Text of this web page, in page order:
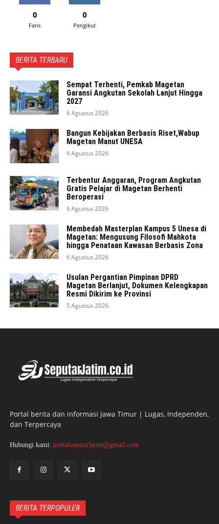
0
Fans
0
Pengikut
BERITA TERBARU
Sempat Terhenti, Pemkab Magetan
Garansi Angkutan Sekolah Lanjut Hingga
2027
6 Agustus 2026
Bangun Kebijakan Berbasis Riset,Wabup
Magetan Manut UNESA
6 Agustus 2026
Terbentur Anggaran, Program Angkutan
Gratis Pelajar di Magetan Berhenti
Beroperasi
6 Agustus 2026
Membedah Masterplan Kampus 5 Unesa di
Magetan: Mengusung Filosofi Mahkota
hingga Penataan Kawasan Berbasis Zona
6 Agustus 2026
Usulan Pergantian Pimpinan DPRD
Magetan Berlanjut, Dokumen Kelengkapan
Resmi Dikirim ke Provinsi
5 Agustus 2026
Portal berita dan informasi Jawa Timur | Lugas, Independen,
dan Terpercaya
Hubungi kami: portalseputarjatim@gmail.com
BERITA TERPOPULER